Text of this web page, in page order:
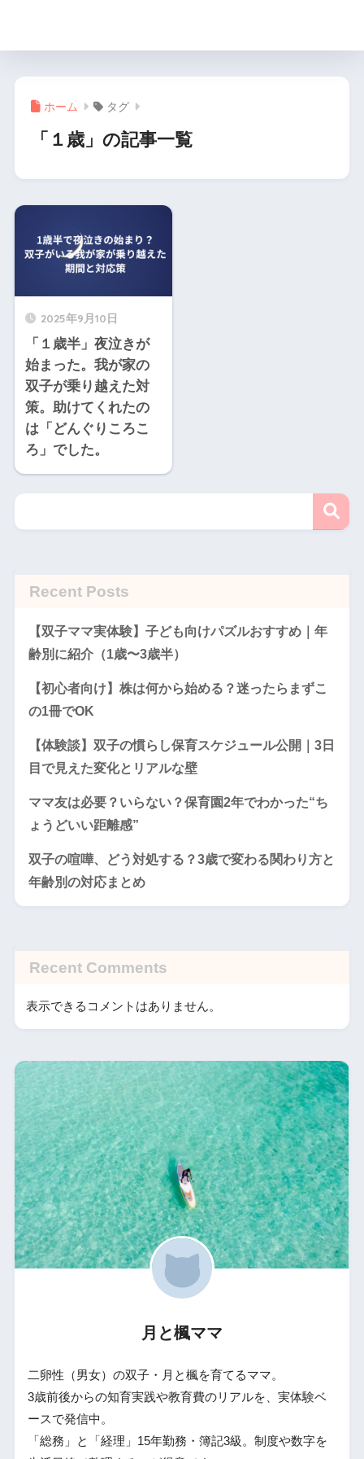
ホーム タグ
「１歳」の記事一覧
2025年9月10日
「１歳半」夜泣きが
始まった。我が家の
双子が乗り越えた対
策。助けてくれたの
は「どんぐりころこ
ろ」でした。
Recent Posts
【双子ママ実体験】子ども向けパズルおすすめ｜年
齢別に紹介（1歳〜3歳半）
【初心者向け】株は何から始める？迷ったらまずこ
の1冊でOK
【体験談】双子の慣らし保育スケジュール公開｜3日
目で見えた変化とリアルな壁
ママ友は必要？いらない？保育園2年でわかった“ち
ょうどいい距離感”
双子の喧嘩、どう対処する？3歳で変わる関わり方と
年齢別の対応まとめ
Recent Comments
表示できるコメントはありません。
月と楓ママ
二卵性（男女）の双子・月と楓を育てるママ。
3歳前後からの知育実践や教育費のリアルを、実体験ベ
ースで発信中。
「総務」と「経理」15年勤務・簿記3級。制度や数字を